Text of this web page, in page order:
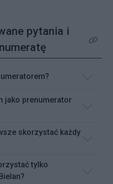
pytania i
Kliknij
jako prenumerator
skorzystać każdy
tylko